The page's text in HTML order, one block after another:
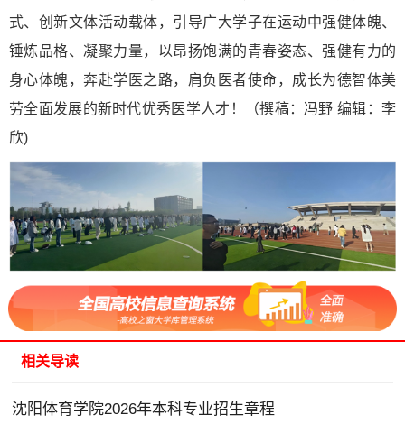
式、创新文体活动载体，引导广大学子在运动中强健体魄、
锤炼品格、凝聚力量，以昂扬饱满的青春姿态、强健有力的
身心体魄，奔赴学医之路，肩负医者使命，成长为德智体美
劳全面发展的新时代优秀医学人才！（撰稿：冯野 编辑：李
欣)
相关导读
沈阳体育学院2026年本科专业招生章程